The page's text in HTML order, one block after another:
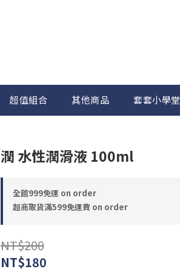
超值組合 其他商品 套套小學堂
潤 水性潤滑液 100ml
全館999免運 on order
超商取貨滿599免運費 on order
NT$200
NT$180